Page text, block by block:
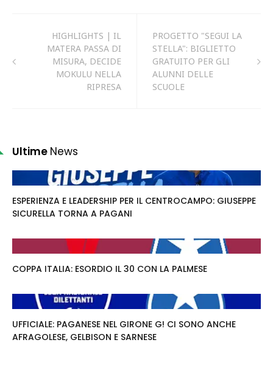
HIGHLIGHTS | IL
MATERA PASSA DI
MISURA, DECIDE
MOKULU NELLA
RIPRESA
PROGETTO "SEGUI LA
STELLA": BIGLIETTO
GRATUITO PER GLI
ALUNNI DELLE
SCUOLE
Ultime News
ESPERIENZA E LEADERSHIP PER IL CENTROCAMPO: GIUSEPPE
SICURELLA TORNA A PAGANI
COPPA ITALIA: ESORDIO IL 30 CON LA PALMESE
UFFICIALE: PAGANESE NEL GIRONE G! CI SONO ANCHE
AFRAGOLESE, GELBISON E SARNESE